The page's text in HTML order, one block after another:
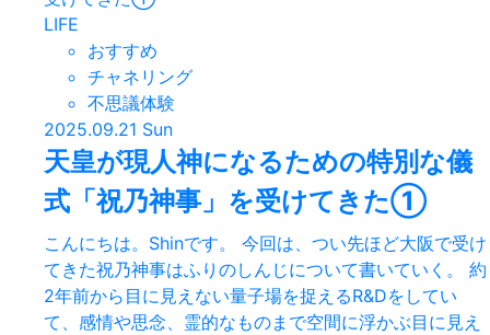
LIFE
おすすめ
チャネリング
不思議体験
2025.09.21 Sun
天皇が現人神になるための特別な儀
式「祝乃神事」を受けてきた①
こんにちは。Shinです。 今回は、つい先ほど大阪で受け
てきた祝乃神事はふりのしんじについて書いていく。 約
2年前から目に見えない量子場を捉えるR&Dをしてい
て、感情や思念、霊的なものまで空間に浮かぶ目に見え